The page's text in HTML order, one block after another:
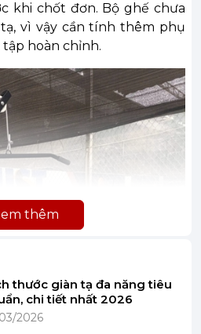
khi chốt đơn. Bộ ghế chưa
vì vậy cần tính thêm phụ
hoàn chỉnh.
thêm
thước giàn tạ đa năng tiêu
chi tiết nhất 2026
2026